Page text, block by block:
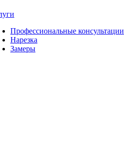
Профессиональные консультации
Нарезка
Замеры